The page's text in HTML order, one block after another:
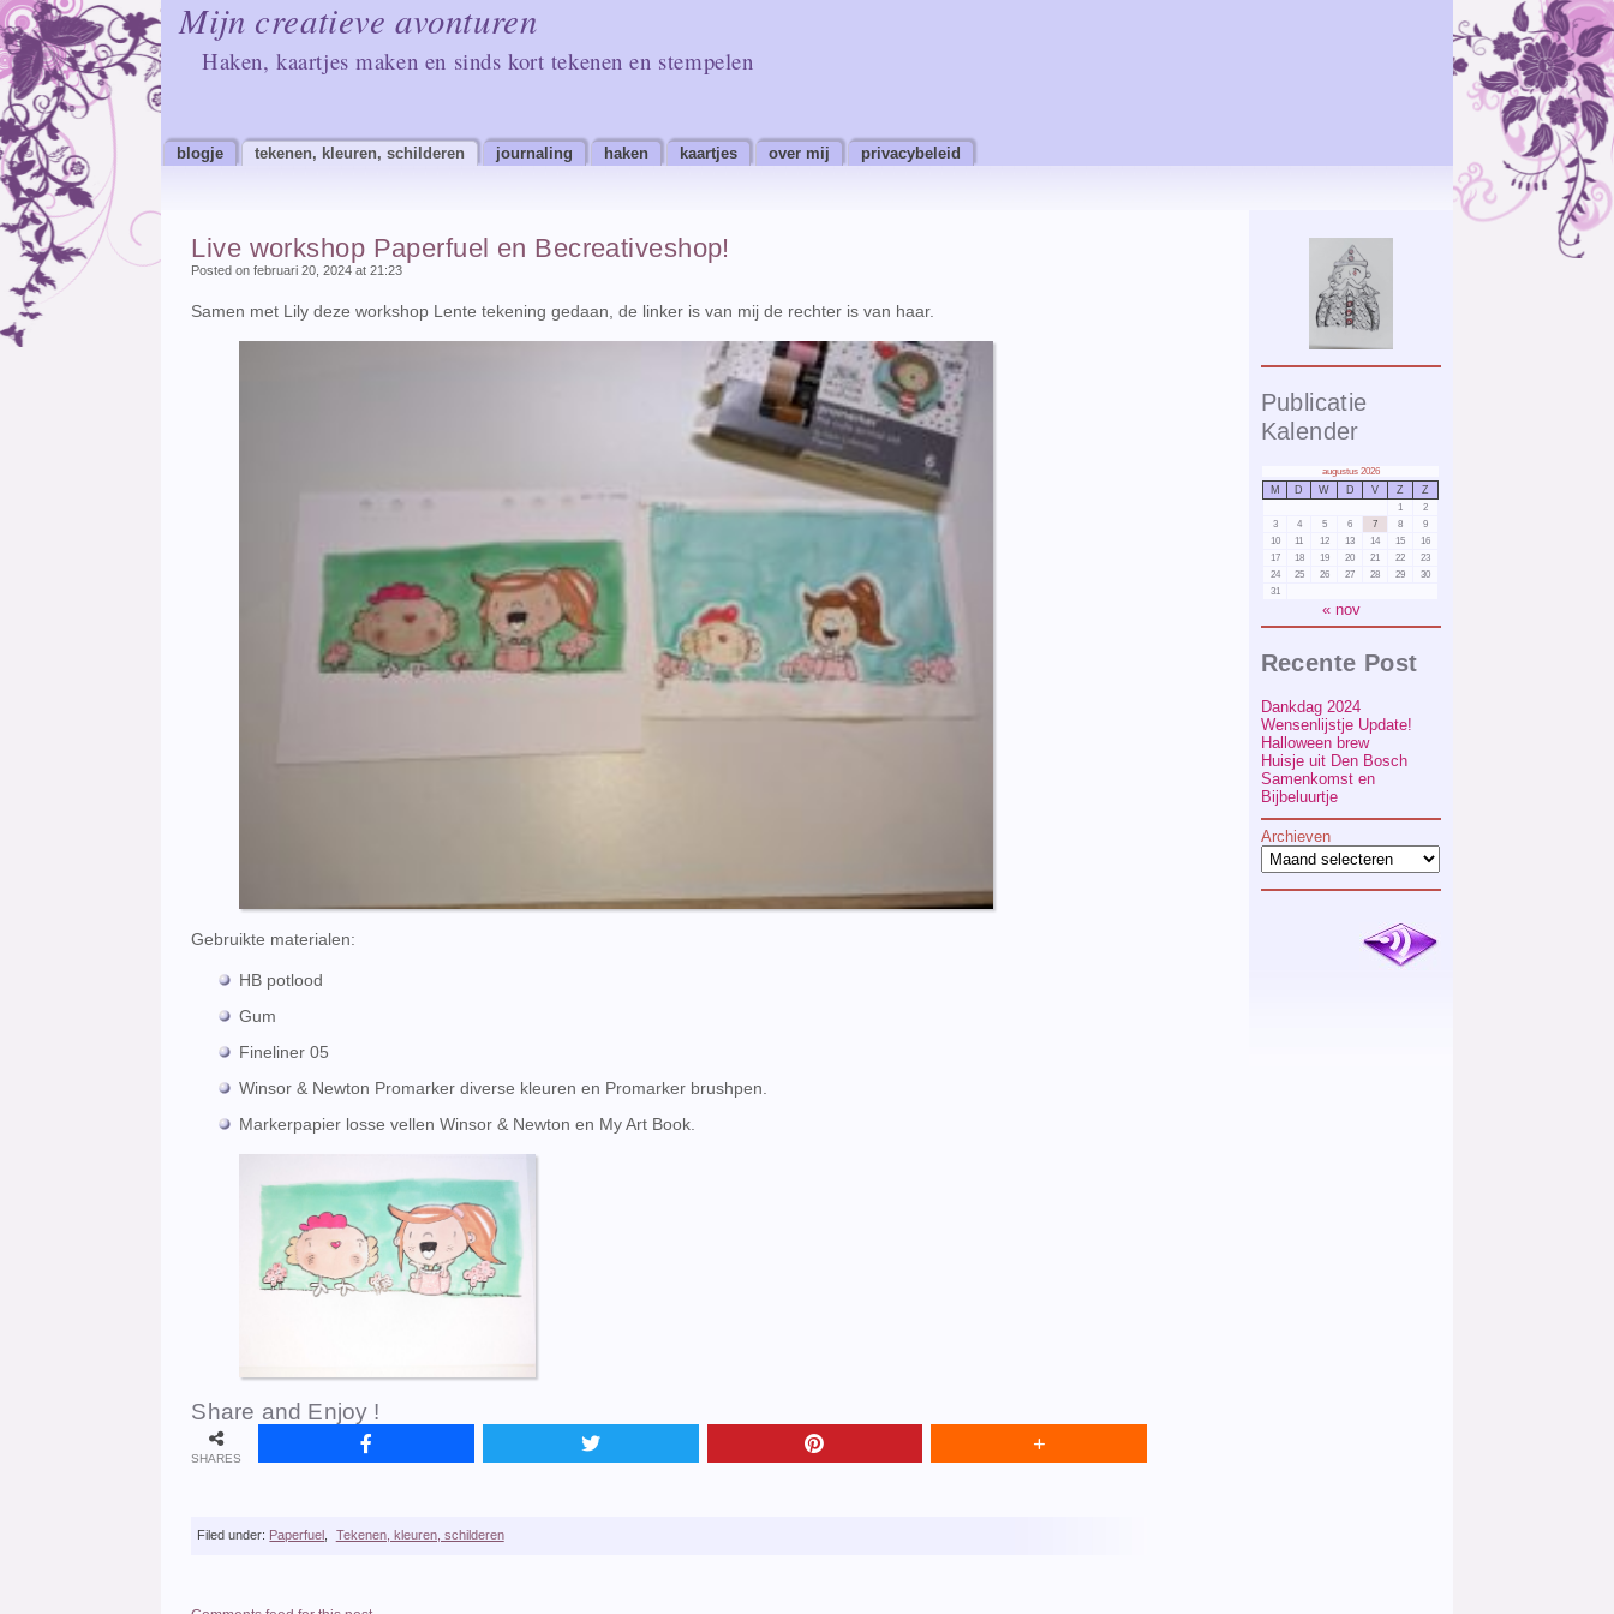
Mijn creatieve avonturen
Haken, kaartjes maken en sinds kort tekenen en stempelen
blogje tekenen, kleuren, schilderen journaling haken kaartjes over mij privacybeleid
Publicatie
Kalender
augustus 2026
M D W D V Z Z
1
2
3
4 5 6 7 8
9
10
11 12 13 14 15
16
17
18 19 20 21 22
23
24
25 26 27 28 29
30
31
« nov
Recente Post
Dankdag 2024
Wensenlijstje Update!
Halloween brew
Huisje uit Den Bosch
Samenkomst en
Bijbeluurtje
Archieven
Live workshop Paperfuel en Becreativeshop!
Posted on februari 20, 2024 at 21:23
Samen met Lily deze workshop Lente tekening gedaan, de linker is van mij de rechter is van haar.
Gebruikte materialen:
HB potlood
Gum
Fineliner 05
Winsor & Newton Promarker diverse kleuren en Promarker brushpen.
Markerpapier losse vellen Winsor & Newton en My Art Book.
Share and Enjoy !
SHARES
Filed under: Paperfuel Tekenen, kleuren, schilderen